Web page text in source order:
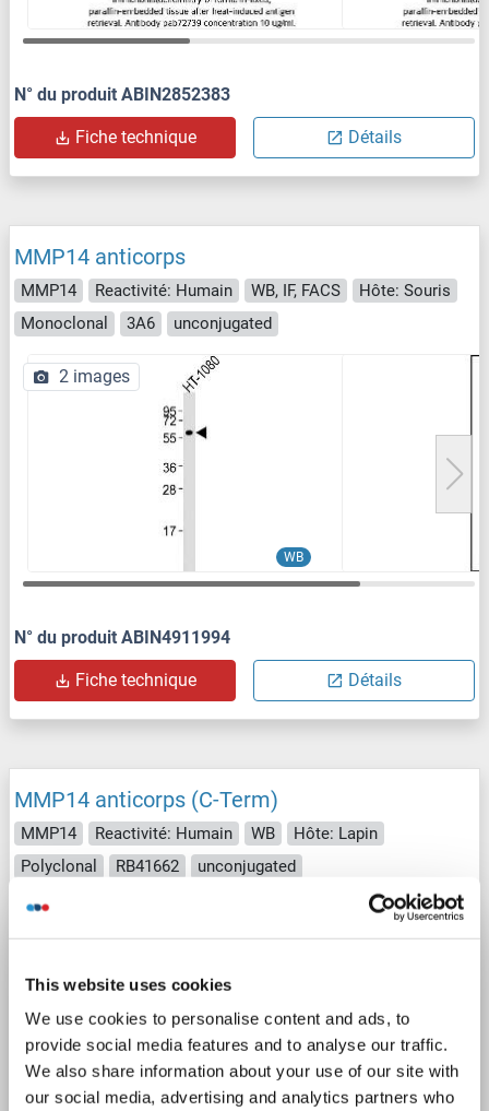
This website uses cookies
We use cookies to personalise content and ads, to
provide social media features and to analyse our traffic.
We also share information about your use of our site with
our social media, advertising and analytics partners who
N° du produit ABIN2852383
Fiche technique Détails
MMP14 anticorps
MMP14 Reactivité: Humain WB, IF, FACS
Hôte: Souris
Monoclonal
3A6 unconjugated
WB
2 images
N° du produit ABIN4911994
Fiche technique Détails
MMP14 anticorps (C-Term)
MMP14 Reactivité: Humain WB
Hôte: Lapin
Polyclonal
RB41662 unconjugated
WB